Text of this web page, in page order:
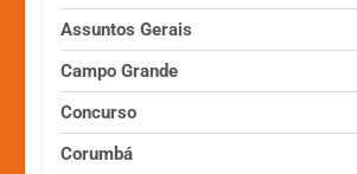
Assuntos Gerais
Campo Grande
Concurso
Corumbá